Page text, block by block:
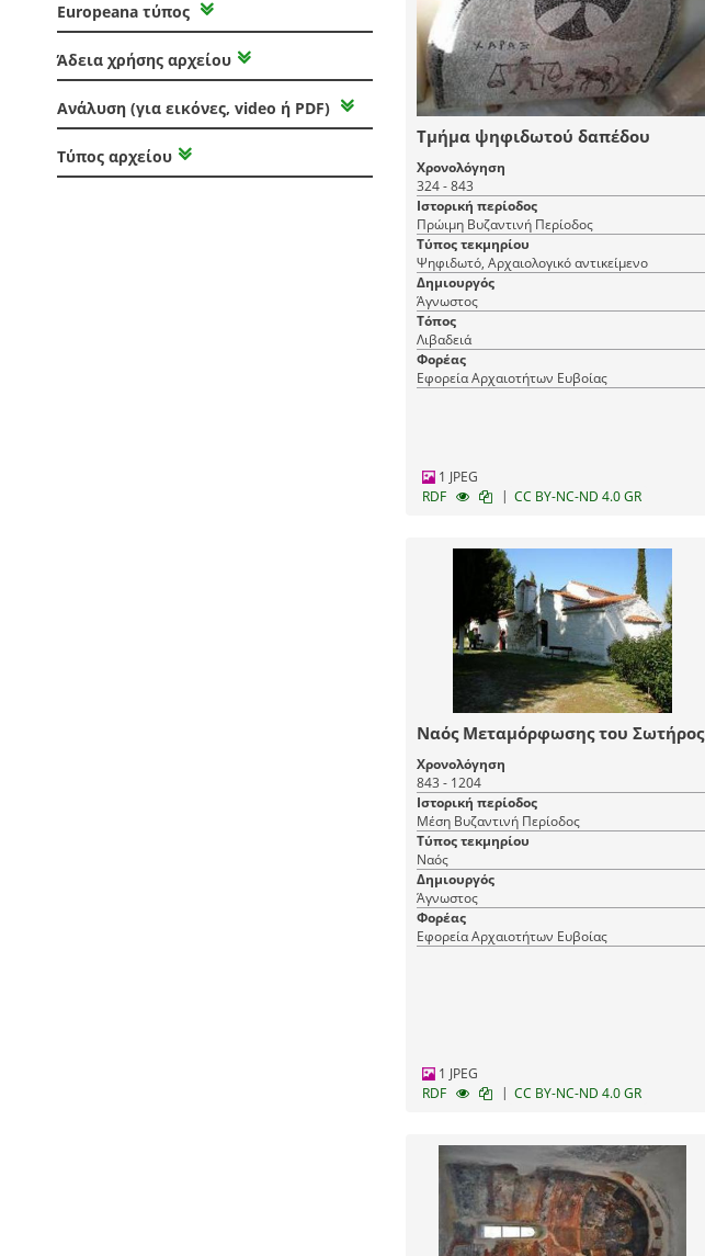
Europeana τύπος
Άδεια χρήσης αρχείου
Ανάλυση (για εικόνες, video ή PDF)
Τύπος αρχείου
Τμήμα ψηφιδωτού δαπέδου
Χρονολόγηση
324 - 843
Ιστορική περίοδος
Πρώιμη Βυζαντινή Περίοδος
Τύπος τεκμηρίου
Ψηφιδωτό, Αρχαιολογικό αντικείμενο
Δημιουργός
Άγνωστος
Τόπος
Λιβαδειά
Φορέας
Εφορεία Αρχαιοτήτων Ευβοίας
1 JPEG
RDF
| CC BY-NC-ND 4.0 GR
Ναός Μεταμόρφωσης του Σωτήρος
Χρονολόγηση
843 - 1204
Ιστορική περίοδος
Μέση Βυζαντινή Περίοδος
Τύπος τεκμηρίου
Ναός
Δημιουργός
Άγνωστος
Φορέας
Εφορεία Αρχαιοτήτων Ευβοίας
1 JPEG
RDF
| CC BY-NC-ND 4.0 GR